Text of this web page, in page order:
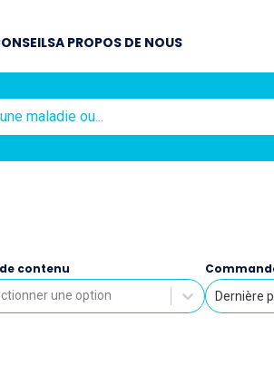
A PROPOS DE NOUS
contenu
une option Dernière